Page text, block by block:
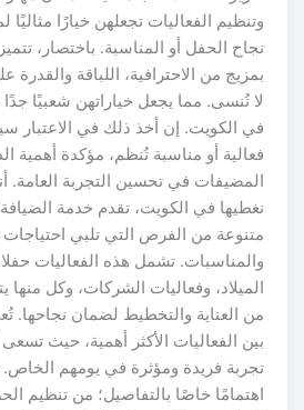
وتنظيم الفعاليات تجعلهن خيارًا
نجاح الحفل أو المناسبة. باختصار،
بمزيج من الاحترافية، اللباقة والقدرة
لا تُنسى. مما يجعل خياراتهن شعبيًا
في الكويت. إن أخذ ذلك في الاعتبار
فعالية أو مناسبة تُنظم، مؤكدة أهمية
المضيفات في تحسين التجربة العامة.
نغطيها في الكويت، تقدم خدمة
متنوعة من الفرص التي تلبي احتياجات
والمناسبات. تشمل هذه الفعاليات
الميلاد، وفعاليات الشركات، وكل
من العناية والتخطيط لضمان نجاحها.
بين الفعاليات الأكثر أهمية، حيث تسعى
تجربة فريدة ومؤثرة في يومهم الخاص.
اهتمامًا خاصًا بالتفاصيل؛ من تنظيم